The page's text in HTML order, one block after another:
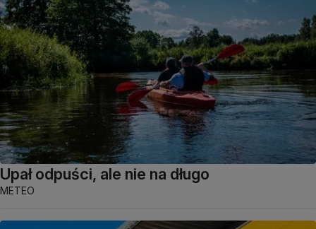
Upał odpuści, ale nie na długo
METEO